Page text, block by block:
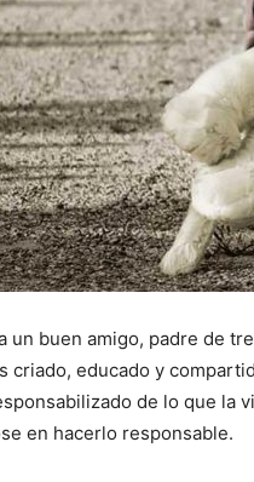
un buen amigo, padre de
criado, educado y
de lo que la
en hacerlo responsable.